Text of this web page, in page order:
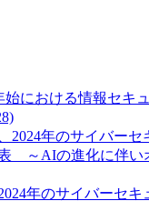
始における情報セキ
2024年のサイバー
～AIの進化に伴い
年のサイバーセ